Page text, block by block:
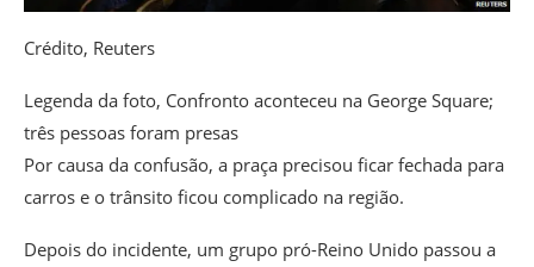
Crédito, Reuters
Legenda da foto, Confronto aconteceu na George Square;
três pessoas foram presas
Por causa da confusão, a praça precisou ficar fechada para
carros e o trânsito ficou complicado na região.
Depois do incidente, um grupo pró-Reino Unido passou a